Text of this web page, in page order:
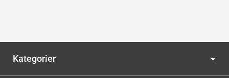
Kategorier